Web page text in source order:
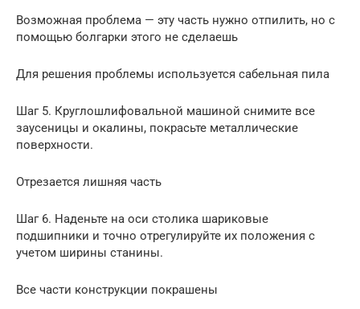
Возможная проблема — эту часть нужно отпилить, но с
помощью болгарки этого не сделаешь
Для решения проблемы используется сабельная пила
Шаг 5. Круглошлифовальной машиной снимите все
заусеницы и окалины, покрасьте металлические
поверхности.
Отрезается лишняя часть
Шаг 6. Наденьте на оси столика шариковые
подшипники и точно отрегулируйте их положения с
учетом ширины станины.
Все части конструкции покрашены